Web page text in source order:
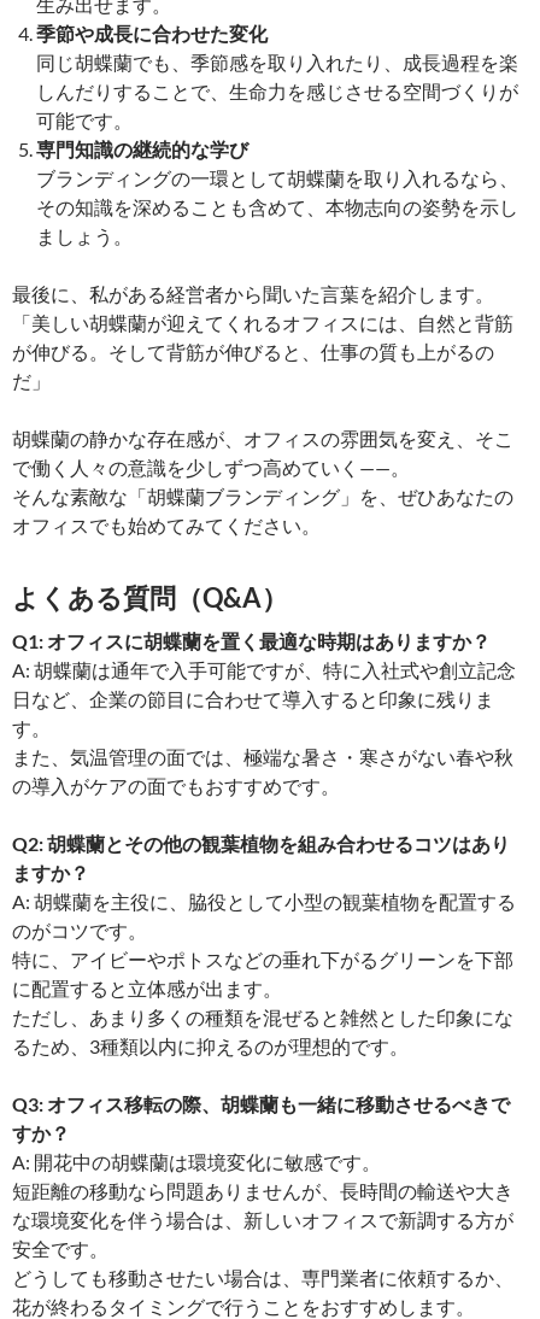
季節や成長に合わせた変化
同じ胡蝶蘭でも、季節感を取り入れたり、成長過程を楽
しんだりすることで、生命力を感じさせる空間づくりが
可能です。
専門知識の継続的な学び
ブランディングの一環として胡蝶蘭を取り入れるなら、
その知識を深めることも含めて、本物志向の姿勢を示し
ましょう。
最後に、私がある経営者から聞いた言葉を紹介します。
「美しい胡蝶蘭が迎えてくれるオフィスには、自然と背筋
が伸びる。そして背筋が伸びると、仕事の質も上がるの
だ」
胡蝶蘭の静かな存在感が、オフィスの雰囲気を変え、そこ
で働く人々の意識を少しずつ高めていく——。
そんな素敵な「胡蝶蘭ブランディング」を、ぜひあなたの
オフィスでも始めてみてください。
よくある質問（Q&A）
Q1: オフィスに胡蝶蘭を置く最適な時期はありますか？
A: 胡蝶蘭は通年で入手可能ですが、特に入社式や創立記念
日など、企業の節目に合わせて導入すると印象に残りま
す。
また、気温管理の面では、極端な暑さ・寒さがない春や秋
の導入がケアの面でもおすすめです。
Q2: 胡蝶蘭とその他の観葉植物を組み合わせるコツはあり
ますか？
A: 胡蝶蘭を主役に、脇役として小型の観葉植物を配置する
のがコツです。
特に、アイビーやポトスなどの垂れ下がるグリーンを下部
に配置すると立体感が出ます。
ただし、あまり多くの種類を混ぜると雑然とした印象にな
るため、3種類以内に抑えるのが理想的です。
Q3: オフィス移転の際、胡蝶蘭も一緒に移動させるべきで
すか？
A: 開花中の胡蝶蘭は環境変化に敏感です。
短距離の移動なら問題ありませんが、長時間の輸送や大き
な環境変化を伴う場合は、新しいオフィスで新調する方が
安全です。
どうしても移動させたい場合は、専門業者に依頼するか、
花が終わるタイミングで行うことをおすすめします。